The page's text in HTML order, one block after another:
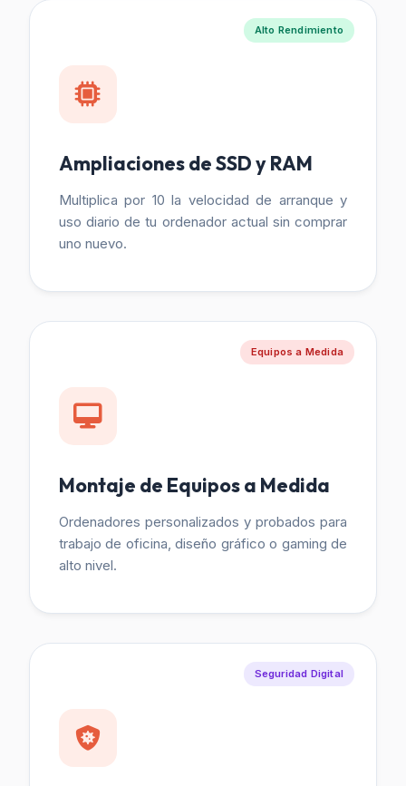
Alto Rendimiento
Ampliaciones de SSD y RAM
Multiplica por 10 la velocidad de arranque y
uso diario de tu ordenador actual sin comprar
uno nuevo.
Equipos a Medida
Montaje de Equipos a Medida
Ordenadores personalizados y probados para
trabajo de oficina, diseño gráfico o gaming de
alto nivel.
Seguridad Digital